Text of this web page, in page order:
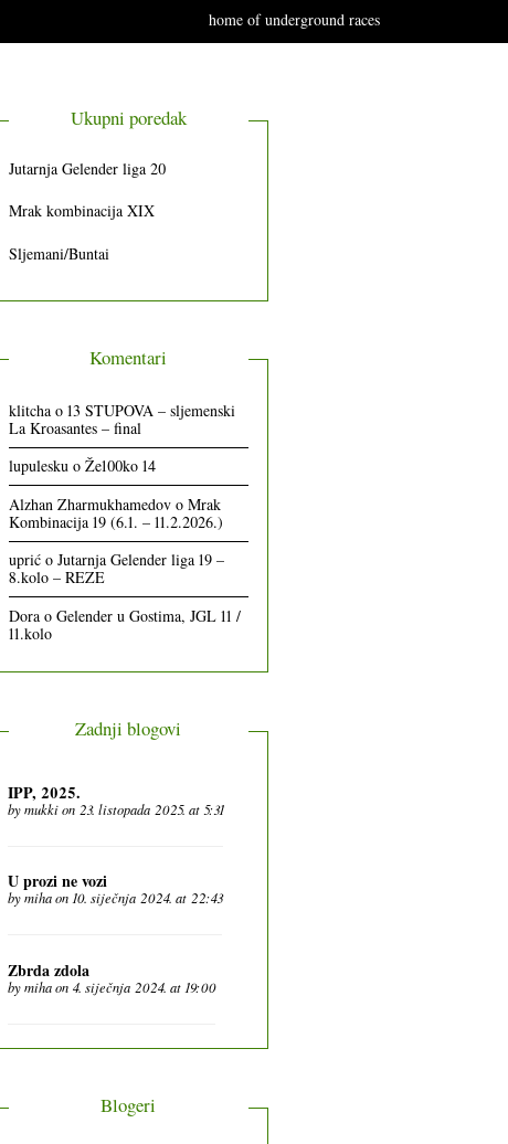
home of underground races
Ukupni poredak
Jutarnja Gelender liga 20
Mrak kombinacija XIX
Sljemani/Buntai
Komentari
klitchao 13 STUPOVA – sljemenski
La Kroasantes – final
lupuleskuo Že100ko 14
Alzhan Zharmukhamedovo Mrak
Kombinacija 19 (6.1. – 11.2.2026.)
uprićo Jutarnja Gelender liga 19 –
8.kolo – REZE
Dorao Gelender u Gostima, JGL 11 /
11.kolo
Zadnji blogovi
IPP, 2025.
bymukkion 23. listopada 2025. at 5:31
U prozi ne vozi
bymihaon 10. siječnja 2024. at 22:43
Zbrda zdola
bymihaon 4. siječnja 2024. at 19:00
Blogeri